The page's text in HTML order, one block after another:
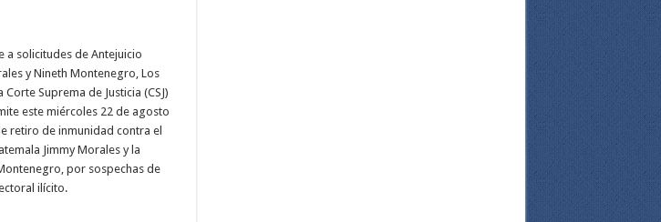
a solicitudes de Antejuicio
y Nineth Montenegro, Los
Suprema de Justicia (CSJ)
este miércoles 22 de agosto
retiro de inmunidad contra el
Jimmy Morales y la
por sospechas de
ilícito.